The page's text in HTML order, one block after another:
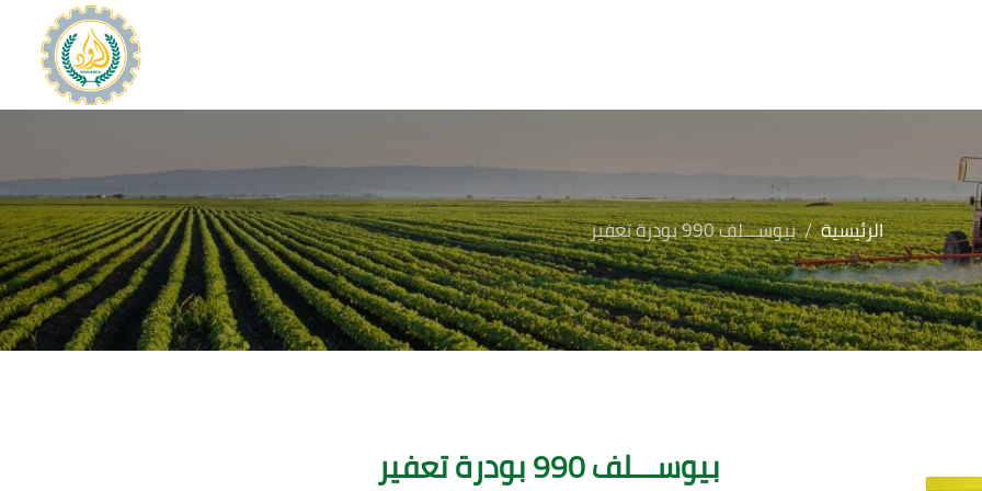
الرئيسية بيوســـلف 990 بودرة تعفير
بيوســـلف 990 بودرة تعفير